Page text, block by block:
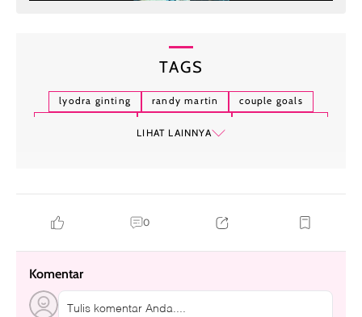
TAGS
lyodra ginting randy martin
couple goals
LIHAT LAINNYA
0
Komentar
Tulis komentar Anda....